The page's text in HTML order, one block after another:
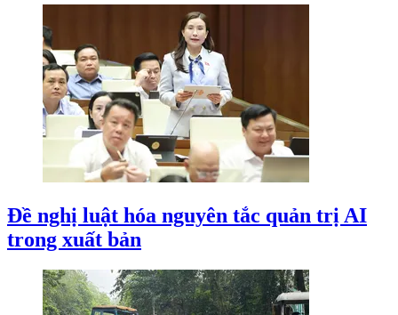
Đề nghị luật hóa nguyên tắc quản trị AI
trong xuất bản